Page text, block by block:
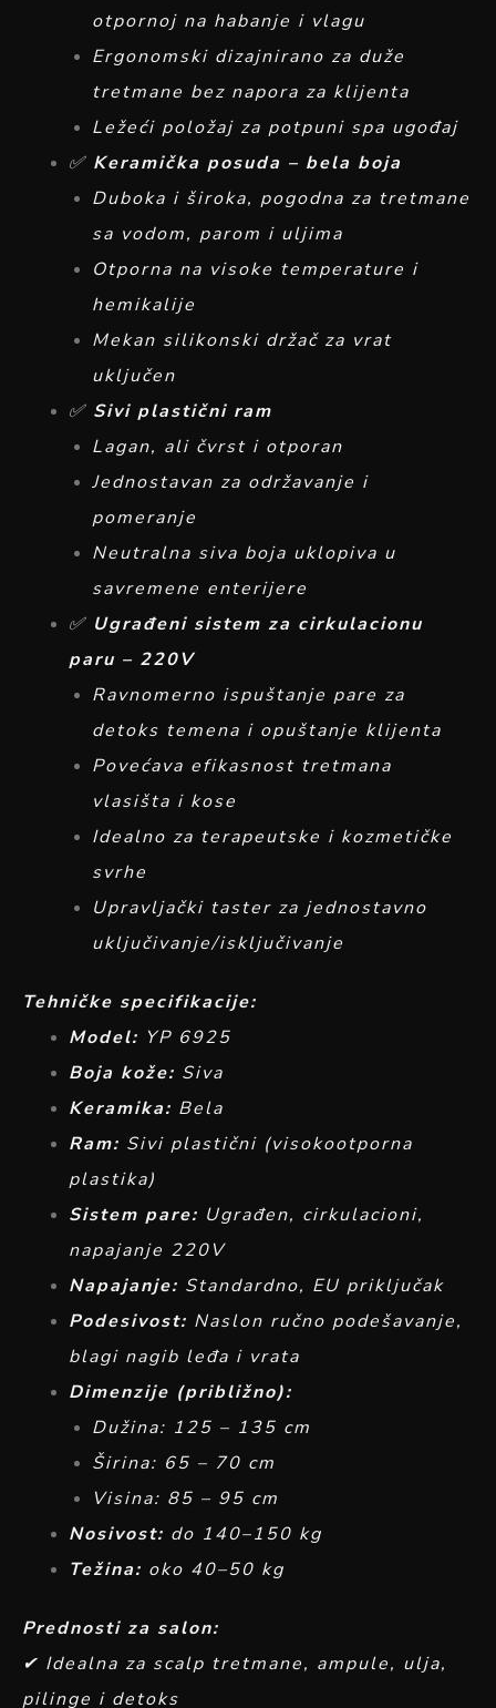
otpornoj na habanje i vlagu
Ergonomski dizajnirano za duže
tretmane bez napora za klijenta
Ležeći položaj za potpuni spa ugođaj
✅ Keramička posuda – bela boja
Duboka i široka, pogodna za tretmane
sa vodom, parom i uljima
Otporna na visoke temperature i
hemikalije
Mekan silikonski držač za vrat
uključen
✅ Sivi plastični ram
Lagan, ali čvrst i otporan
Jednostavan za održavanje i
pomeranje
Neutralna siva boja uklopiva u
savremene enterijere
✅ Ugrađeni sistem za cirkulacionu
paru – 220V
Ravnomerno ispuštanje pare za
detoks temena i opuštanje klijenta
Povećava efikasnost tretmana
vlasišta i kose
Idealno za terapeutske i kozmetičke
svrhe
Upravljački taster za jednostavno
uključivanje/isključivanje
Tehničke specifikacije:
Model: YP 6925
Boja kože: Siva
Keramika: Bela
Ram: Sivi plastični (visokootporna
plastika)
Sistem pare: Ugrađen, cirkulacioni,
napajanje 220V
Napajanje: Standardno, EU priključak
Podesivost: Naslon ručno podešavanje,
blagi nagib leđa i vrata
Dimenzije (približno):
Dužina: 125 – 135 cm
Širina: 65 – 70 cm
Visina: 85 – 95 cm
Nosivost: do 140–150 kg
Težina: oko 40–50 kg
Prednosti za salon:
✔ Idealna za scalp tretmane, ampule, ulja,
pilinge i detoks